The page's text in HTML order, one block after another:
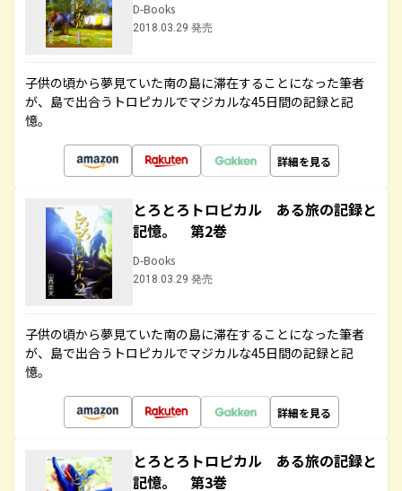
D-Books
2018.03.29 発売
子供の頃から夢見ていた南の島に滞在することになった筆者
が、島で出合うトロピカルでマジカルな45日間の記録と記
憶。
詳細を見る
とろとろトロピカル ある旅の記録と
記憶。 第2巻
D-Books
2018.03.29 発売
子供の頃から夢見ていた南の島に滞在することになった筆者
が、島で出合うトロピカルでマジカルな45日間の記録と記
憶。
詳細を見る
とろとろトロピカル ある旅の記録と
記憶。 第3巻